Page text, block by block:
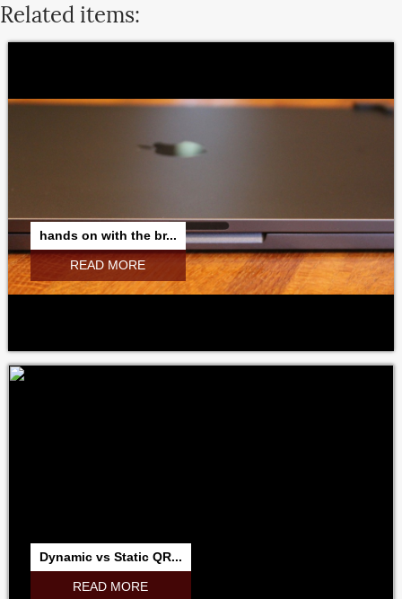
Related items:
hands on with the br...
READ MORE
Dynamic vs Static QR...
READ MORE